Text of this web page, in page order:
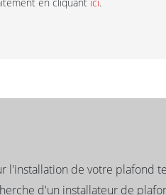
l'installation de votre plafond
d'un installateur de